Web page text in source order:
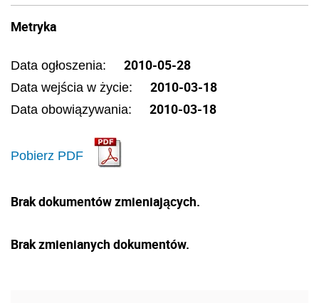
Metryka
Data ogłoszenia: 2010-05-28
Data wejścia w życie: 2010-03-18
Data obowiązywania: 2010-03-18
Pobierz PDF
Brak dokumentów zmieniających.
Brak zmienianych dokumentów.